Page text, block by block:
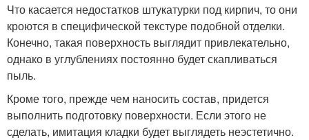
Что касается недостатков штукатурки под кирпич, то они
кроются в специфической текстуре подобной отделки.
Конечно, такая поверхность выглядит привлекательно,
однако в углублениях постоянно будет скапливаться
пыль.
Кроме того, прежде чем наносить состав, придется
выполнить подготовку поверхности. Если этого не
сделать, имитация кладки будет выглядеть неэстетично.